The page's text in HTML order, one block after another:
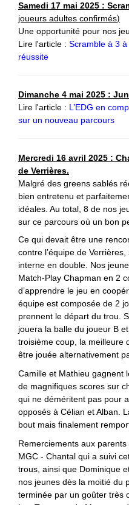
Samedi 17 mai 2025 :
joueurs adultes confirmés)
Une opportunité pour nos
Lire l'article : Scramble à 3
réussite
Dimanche 4 mai 2025 :
Lire l'article : L’EDG en
sur un nouveau parcours
Mercredi 16 avril 2025 :
de Verrières.
Malgré des greens sablés
bien entretenu et
idéales. Au total, 8 de nos
sur ce parcours où un bon
Ce qui devait être une
contre l’équipe de
interne en double. Nos
Match-Play Chapman en 2
d’apprendre le jeu en
équipe est composée de 2
prennent le départ du trou.
jouera la balle du joueur B
troisième coup, la meilleure
être jouée alternativement
Camille et Mathieu gagnent
de magnifiques scores sur
qui ne déméritent pas pour
opposés à Célian et Alban.
bout mais finalement
Remerciements aux
MGC - Chantal qui a suivi
trous, ainsi que Dominique
nos jeunes dès la moitié du
terminée par un goûter très